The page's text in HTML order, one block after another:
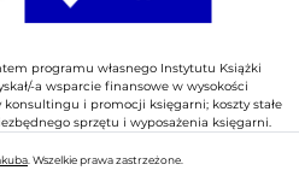
programu własnego Instytutu Książki
a wsparcie finansowe w wysokości
i promocji księgarni; koszty stałe
sprzętu i wyposażenia księgarni.
. Wszelkie prawa zastrzeżone.